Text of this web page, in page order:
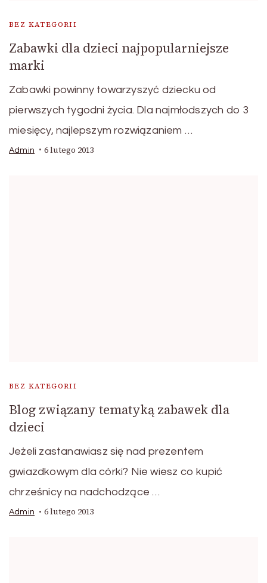
BEZ KATEGORII
Zabawki dla dzieci najpopularniejsze
marki
Zabawki powinny towarzyszyć dziecku od
pierwszych tygodni życia. Dla najmłodszych do 3
miesięcy, najlepszym rozwiązaniem …
Admin 6 lutego 2013
BEZ KATEGORII
Blog związany tematyką zabawek dla
dzieci
Jeżeli zastanawiasz się nad prezentem
gwiazdkowym dla córki? Nie wiesz co kupić
chrześnicy na nadchodzące …
Admin 6 lutego 2013